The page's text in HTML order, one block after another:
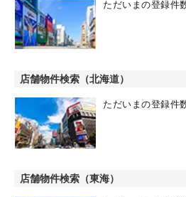
ただいまの登録件
店舗物件検索（北海道）
ただいまの登録件
店舗物件検索（東海）